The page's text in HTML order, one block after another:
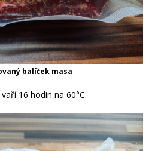
balíček masa
16 hodin na 60°C.